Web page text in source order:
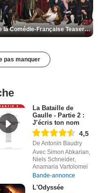
De la Comédie-Française Teaser VF
pas manquer
La Bataille de
Gaulle - Partie 2 :
J’écris ton nom
4,5
De Antonin Baudry
Avec Simon Abkarian,
Niels Schneider,
Anamaria Vartolomei
Bande-annonce
L'Odyssée